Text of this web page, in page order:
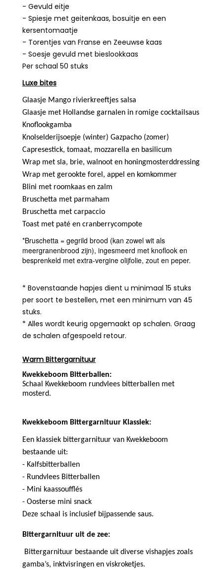
- Gevuld eitje
- Spiesje met geitenkaas, bosuitje en een
kersentomaatje
- Torentjes van Franse en Zeeuwse kaas
- Soesje gevuld met bieslookkaas
Per schaal 50 stuks
Luxe bites
Glaasje Mango rivierkreeftjes salsa
Glaasje met Hollandse garnalen in romige cocktailsaus
Knoflookgamba
Knolselderijsoepje (winter) Gazpacho (zomer)
Capresestick, tomaat, mozzarella en basilicum
Wrap met sla, brie, walnoot en honingmosterddressing
Wrap met gerookte forel, appel en komkommer
Blini met roomkaas en zalm
Bruschetta met parmaham
Bruschetta met carpaccio
Toast met paté en cranberrycompote
*Bruschetta = gegrild brood (kan zowel wit als
meergranenbrood zijn), ingesmeerd met knoflook en
besprenkeld met extra-vergine olijfolie, zout en peper.
* Bovenstaande hapjes dient u minimaal 15 stuks
per soort te bestellen, met een minimum van 45
stuks.
* Alles wordt keurig opgemaakt op schalen. Graag
de schalen afgespoeld retour.
Warm Bittergarnituur
Kwekkeboom Bitterballen:
Schaal Kwekkeboom rundvlees bitterballen met
mosterd.
Kwekkeboom Bittergarnituur Klassiek:
Een klassiek bittergarnituur van Kwekkeboom
bestaande uit:
- Kalfsbitterballen
- Rundvlees Bitterballen
- Mini kaassoufflés
- Oosterse mini snack
Deze schaal is inclusief bijpassende saus.
Bittergarnituur uit de zee:
Bittergarnituur bestaande uit diverse vishapjes zoals
gamba’s, inktvisringen en viskroketjes.